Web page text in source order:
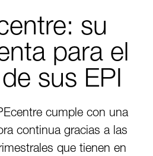
su
para el
sus EPI
cumple con una
continua gracias a las
que tienen en